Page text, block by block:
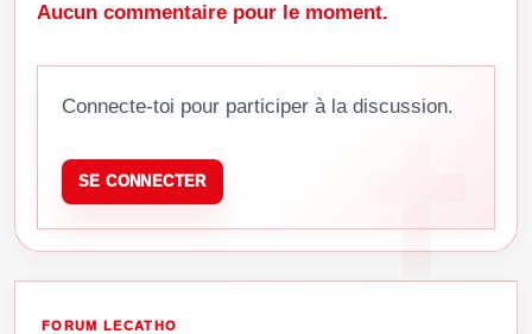
Aucun commentaire pour le moment.
Connecte-toi pour participer à la discussion.
SE CONNECTER
FORUM LECATHO